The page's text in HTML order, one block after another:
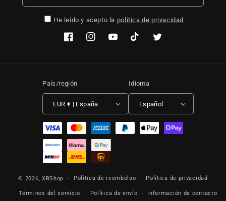
He leído y acepto la política de privacidad
FacebookInstagramYouTubeTikTok Twitter
País/región
EUR € | España
Idioma
Español
Formas de pago
© 2026, XRShop Política de reembolso Política de privacidad
Términos del servicio Política de envío Información de contacto